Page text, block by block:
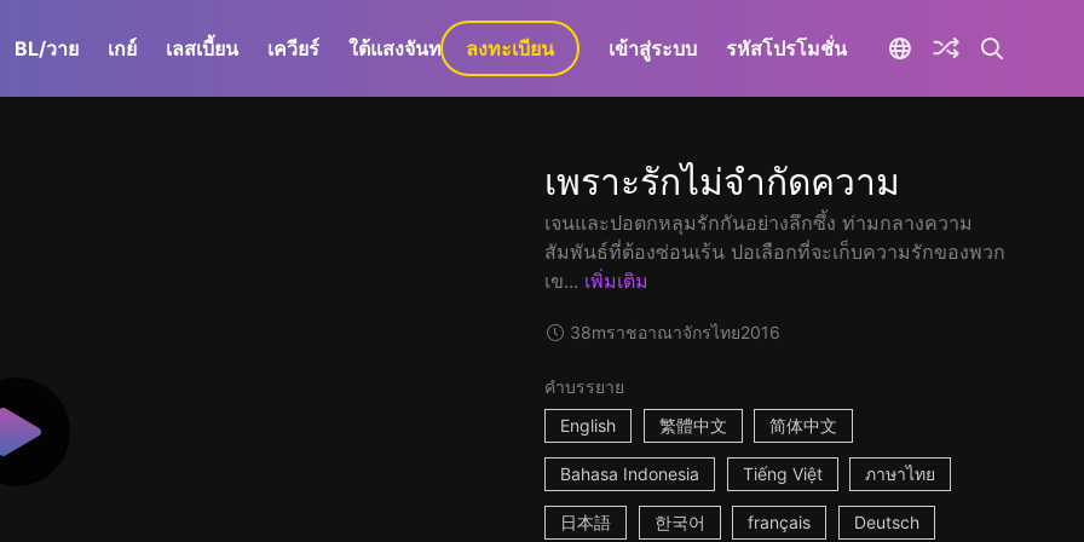
BL/วาย เกย์ เลสเบี้ยน เควียร์ ใต้แสงจันทร์ GaLa+
ลงทะเบียน เข้าสู่ระบบ รหัสโปรโมชั่น
เพราะรักไม่จำกัดความ
เจนและปอตกหลุมรักกันอย่างลึกซึ้ง ท่ามกลางความ
สัมพันธ์ที่ต้องซ่อนเร้น ปอเลือกที่จะเก็บความรักของพวก
เข... เพิ่มเติม
38mราชอาณาจักรไทย2016
คำบรรยาย
English
繁體中文 简体中文
Bahasa Indonesia Tiếng Việt ภาษาไทย
日本語 한국어 français Deutsch